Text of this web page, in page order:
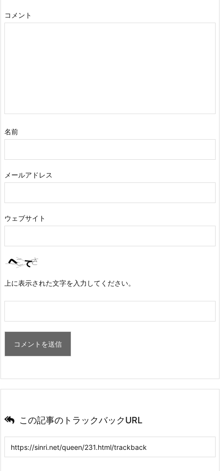
コメント
名前
メールアドレス
ウェブサイト
上に表示された文字を入力してください。
この記事のトラックバックURL